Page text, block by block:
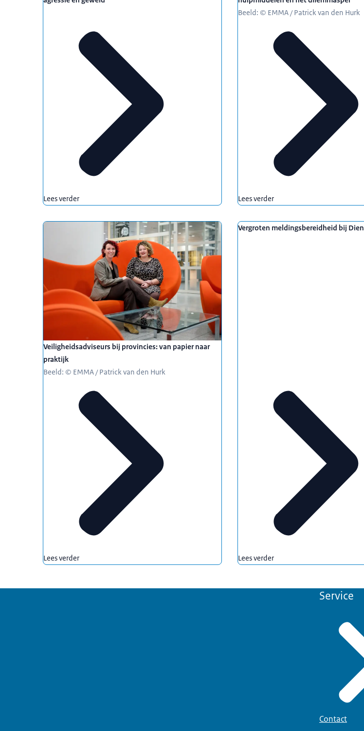
Lees verder
Beeld: © EMMA / Patrick van den Hurk
Lees verder
Veiligheidsadviseurs bij provincies: van papier naar
praktijk
Beeld: © EMMA / Patrick van den Hurk
Lees verder
Vergroten meldingsbereidheid bij
Lees verder
Service
Contact